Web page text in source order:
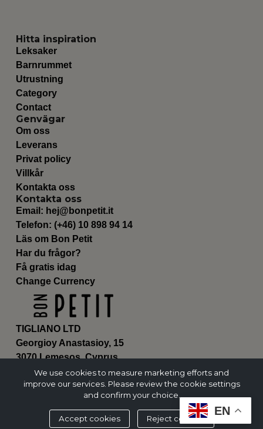
TIGLIANO LTD
Georgioy Anastasioy, 15
3070 Lemesos, Cyprus
ΗΕ 430179
Hitta inspiration
Leksaker
Barnrummet
Utrustning
Category
Contact
Genvägar
Om oss
Leverans
Privat policy
Villkår
Kontakta oss
Kontakta oss
Email: hej@bonpetit.it
Telefon: (+46) 10 898 94 14
Läs om Bon Petit
Har du frågor?
Få gratis idag
Change Currency
EN
We use cookies to measure marketing efforts and
improve our services. Please review the cookie settings
and confirm your choice.
Accept cookies Reject cookies